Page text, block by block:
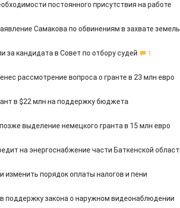
постоянного присутствия на работе
Самакова по обвинениям в захвате земель
за кандидата в Совет по отбору судей 1
рассмотрение вопроса о гранте в 23 млн евро
в $22 млн на поддержку бюджета
выделение немецкого гранта в 15 млн евро
на энергоснабжение части Баткенской
изменить порядок оплаты налогов и пени
поддержку закона о наружном видеонаблюдении